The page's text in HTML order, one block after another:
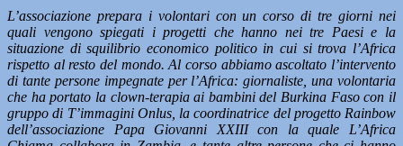
L’associazione prepara i volontari con un corso di tre giorni nei
quali vengono spiegati i progetti che hanno nei tre Paesi e la
situazione di squilibrio economico politico in cui si trova l’Africa
rispetto al resto del mondo. Al corso abbiamo ascoltato l’intervento
di tante persone impegnate per l’Africa: giornaliste, una volontaria
che ha portato la clown-terapia ai bambini del Burkina Faso con il
gruppo di T’immagini Onlus, la coordinatrice del progetto Rainbow
dell’associazione Papa Giovanni XXIII con la quale L’Africa